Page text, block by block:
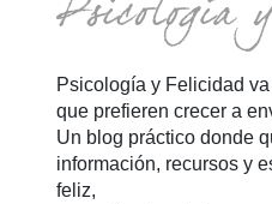
Psicología y Felicidad
que prefieren crecer a
Un blog práctico donde
información, recursos y
feliz,